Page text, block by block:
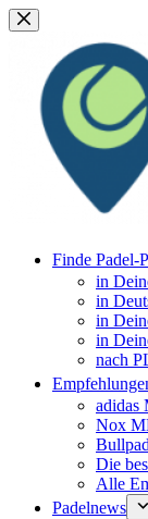
Zum
Inhalt
springen
Finde Padel-
in
in
in
in
nach
adidas
Nox
Die
Alle
Padelnews